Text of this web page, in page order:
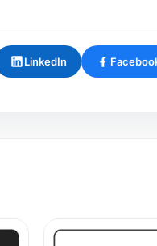
LinkedIn